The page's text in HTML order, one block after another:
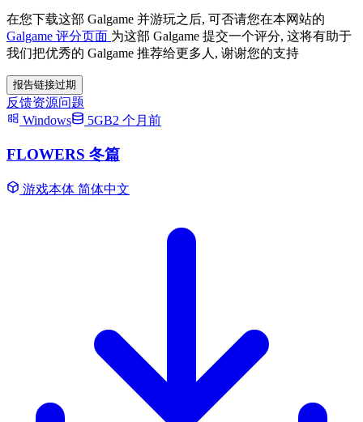
在您下载这部 Galgame 并游玩之后, 可否请您在本网站的
Galgame 评分页面 为这部 Galgame 提交一个评分, 这将有助于
我们把优秀的 Galgame 推荐给更多人, 谢谢您的支持
报告链接过期
反馈资源问题
Windows
5GB2 个月前
FLOWERS 冬篇
游戏本体 简体中文